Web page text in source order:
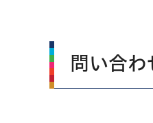
問い合わ